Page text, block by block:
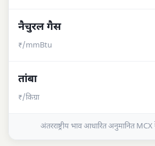
नैचुरल गैस
₹/mmBtu
तांबा
₹/किग्रा
अंतरराष्ट्रीय भाव आधारित अनुमानित MCX